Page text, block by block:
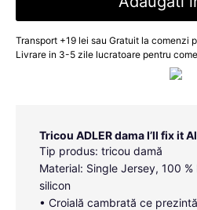
Transport +19 lei sau Gratuit la comenzi
Livrare in 3-5 zile lucratoare pentru
Tricou ADLER dama I’ll fix it
Tip produs: tricou damă
Material: Single Jersey, 100
silicon
• Croială cambrată ce